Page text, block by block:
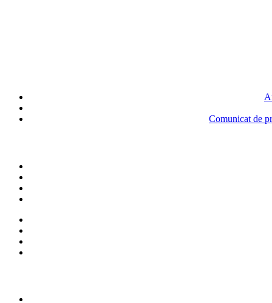
Comunicat de